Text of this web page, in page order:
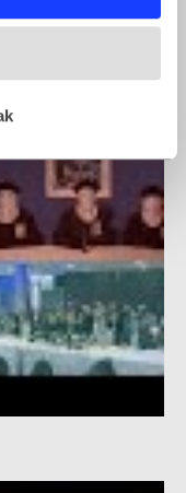
meters
it for
section
cookie-
eta
teknologiaz
teknologia hori
diguzu.